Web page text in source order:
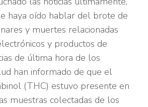
haya oído hablar del brote de
y muertes relacionadas
y productos de
de última hora de los
han informado de que el
(THC) estuvo presente en
muestras colectadas de los